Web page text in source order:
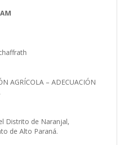
AGRÍCOLA – ADECUACIÓN
Distrito de Naranjal,
de Alto Paraná.